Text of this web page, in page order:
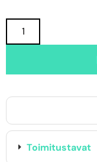
Toimitustavat